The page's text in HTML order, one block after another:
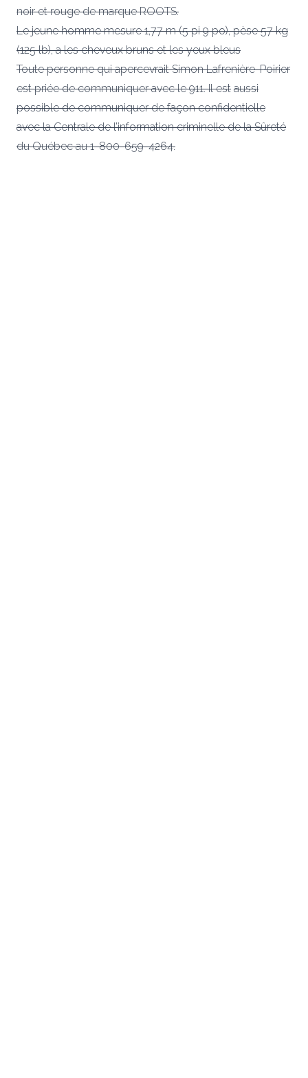
noir et rouge de marque ROOTS.
Le jeune homme mesure 1,77 m (5 pi 9 po), pèse 57 kg
(125 lb), a les cheveux bruns et les yeux bleus
Toute personne qui apercevrait Simon Lafrenière-Poirier
est priée de communiquer avec le 911. Il est aussi
possible de communiquer de façon confidentielle
avec laCentrale de l’information criminelle de la Sûreté
du Québecau1-800-659-4264.